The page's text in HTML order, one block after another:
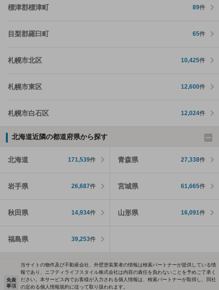
標津郡標津町 89件
目梨郡羅臼町 65件
札幌市北区 10,425件
札幌市東区 12,600件
札幌市白石区 12,024件
北海道近隣の都道府県から探す
北海道 171,539件 青森県 27,338件
岩手県 26,687件 宮城県 61,665件
秋田県 14,934件 山形県 16,091件
福島県 39,253件
免責
事項
当サイトの物件及び不動産会社、外壁塗装業者の情報は検索パートナーが提供している情
報であり、ニフティライフスタイル株式会社は内容の責任を負わないことを予めご了承く
ださい。本サービス内でお客様が入力される個人情報は、検索パートナーが取得し、同社
の定める個人情報規約に従って取り扱われます。